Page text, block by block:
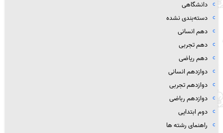
دانشگاهی
دسته‌بندی نشده
دهم انسانی
دهم تجربی
دهم ریاضی
دوازدهم انسانی
دوازدهم تجربی
دوازدهم رباضی
دوم ابتدایی
راهنمای رشته ها